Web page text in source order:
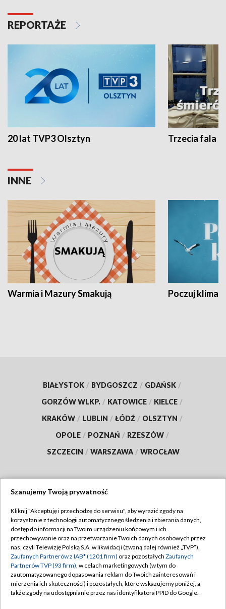
REPORTAŻE
20 lat TVP3 Olsztyn Trzecia fala -
INNE
Warmia i Mazury Smakują Poczuj klimat
BIAŁYSTOK / BYDGOSZCZ / GDAŃSK /
GORZÓW WLKP. / KATOWICE / KIELCE /
KRAKÓW / LUBLIN / ŁÓDŹ / OLSZTYN /
OPOLE / POZNAŃ / RZESZÓW /
SZCZECIN / WARSZAWA / WROCŁAW
TVP
Abonament TVP
Emisja w TVP
Centrum informacji TVP
Naziemna Telewizja Cyfrowa
Regulamin TVP
Polityka prywatności
Moje zgody
Pomoc
Szanujemy Twoją prywatność
Kliknij "Akceptuję i przechodzę do serwisu", aby wyrazić zgody na
korzystanie z technologii automatycznego śledzenia i zbierania danych,
dostęp do informacji na Twoim urządzeniu końcowym i ich
przechowywanie oraz na przetwarzanie Twoich danych osobowych przez
nas, czyli Telewizję Polską S.A. w likwidacji (zwaną dalej również „TVP”),
Zaufanych Partnerów z IAB* (1201 firm) oraz pozostałych Zaufanych
Partnerów TVP (93 firm), w celach marketingowych (w tym do
zautomatyzowanego dopasowania reklam do Twoich zainteresowań i
mierzenia ich skuteczności) i pozostałych, które wskazujemy poniżej, a
także zgody na udostępnianie przez nas identyfikatora PPID do Google.